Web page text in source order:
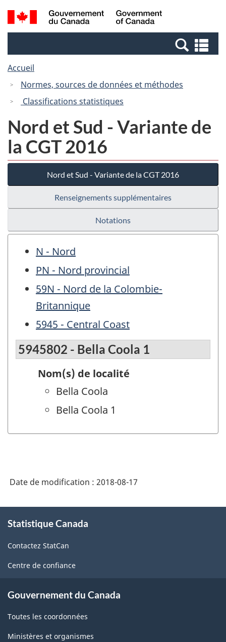
Passer
au
Passer
à
Canada
Recherche
et
et
Accueil
Normes, sources de données et méthodes
Classifications statistiques
Nord et Sud - Variante de
la CGT 2016
Nord et Sud - Variante de la CGT 2016
Renseignements supplémentaires
Notations
N - Nord
PN - Nord provincial
59N - Nord de la Colombie-
Britannique
5945 - Central Coast
5945802 - Bella Coola 1
Nom(s) de localité
Bella Coola
Bella Coola 1
Date de modification : 2018-08-17
propos
ce
site
Statistique Canada
Contactez StatCan
Centre de confiance
Gouvernement du Canada
Toutes les coordonnées
Ministères et organismes